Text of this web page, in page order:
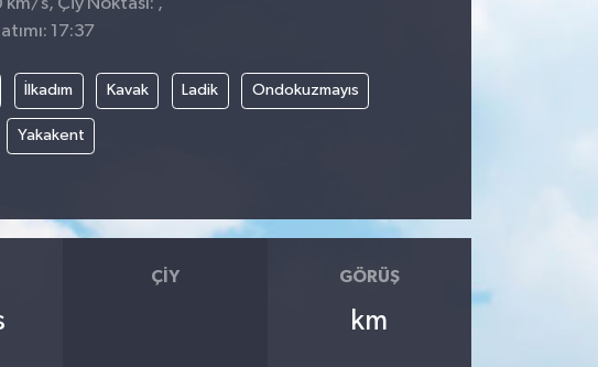
17:37
İlkadım Kavak Ladik Ondokuzmayıs
Yakakent
ÇIY GÖRÜŞ
km